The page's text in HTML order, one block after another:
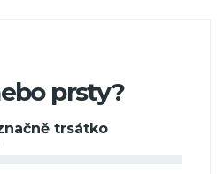
prsty?
trsátko